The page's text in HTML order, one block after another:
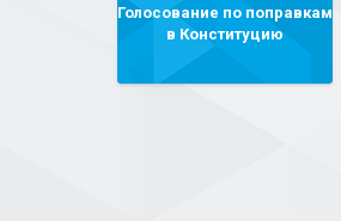
Голосование по поправкам
в Конституцию